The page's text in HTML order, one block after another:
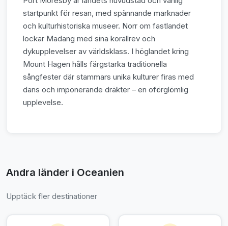
startpunkt för resan, med spännande marknader
och kulturhistoriska museer. Norr om fastlandet
lockar Madang med sina korallrev och
dykupplevelser av världsklass. I höglandet kring
Mount Hagen hålls färgstarka traditionella
sångfester där stammars unika kulturer firas med
dans och imponerande dräkter – en oförglömlig
upplevelse.
Andra länder i Oceanien
Upptäck fler destinationer